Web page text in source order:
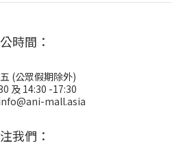
時間：
(公眾假期除外)
及 14:30 -17:30
mall.asia
我們：